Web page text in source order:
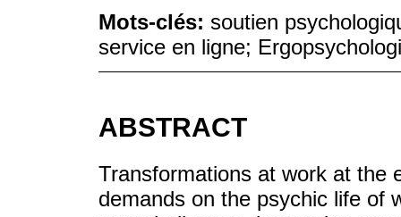
Mots-clés: soutien
service en ligne;
ABSTRACT
Transformations at work at the
demands on the psychic life of